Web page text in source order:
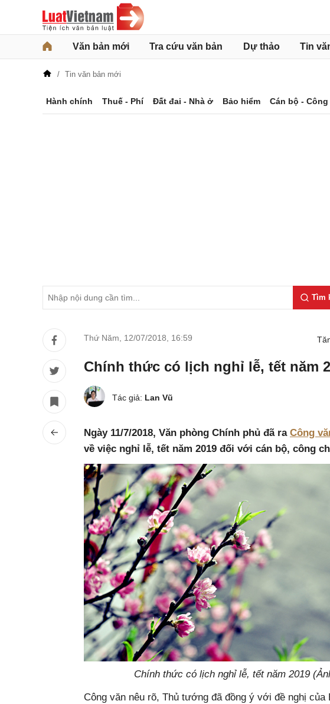
Văn bản mới Tra cứu văn bản Dự thảo Tin
Tin văn bản mới
Hành chính Thuế - Phí Đất đai - Nhà ở Bảo hiểm Cán bộ -
Tìm
Thứ Năm, 12/07/2018 16:59
Chính thức có lịch nghỉ lễ, tết năm
Tác giả: Lan Vũ
Ngày 11/7/2018, Văn phòng Chính phủ đã ra Công
về việc nghỉ lễ, tết năm 2019 đối với cán bộ, công
Chính thức có lịch nghỉ lễ, tết năm 2019
Công văn nêu rõ, Thủ tướng đã đồng ý với đề nghị của